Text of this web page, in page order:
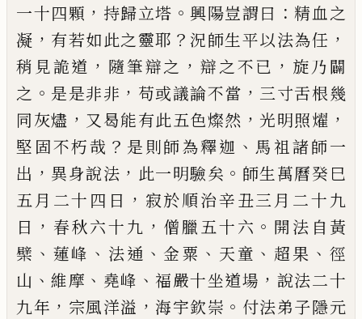
一十四顆 ， 持歸立塔 。興陽豈謂曰 ：精血之
凝 ， 有若如此之靈耶 ？況師生平以法為任 ，
稍見詭道 ， 隨筆辯之 ， 辯之不已 ， 旋乃闢
之 。 是是非非 ， 苟或議論不當 ， 三寸舌根幾
同灰燼 ， 又曷能有此五色燦然 ， 光明照燿 ，
堅固不朽哉 ？ 是則師為釋迦 、 馬祖諸師一
出 ， 異身說法 ， 此一明驗矣 。 師生萬曆癸巳
五月二十 四日 ， 寂於順治辛丑三月二十九
日 ， 春秋六十九 ， 僧臘五十六 。 開法自黃
檗 、 蓮峰 、 法通 、 金粟 、 天童 、 超果 、 徑
山 、維摩 、 堯峰 、福嚴十坐道場 ， 說法二十
九年 ， 宗風洋溢 ， 海宇欽崇 。 付法弟子隱元